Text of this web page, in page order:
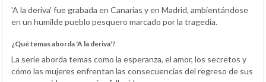
'A la deriva' fue grabada en Canarias y en Madrid, ambientándose
en un humilde pueblo pesquero marcado por la tragedia.
¿Qué temas aborda 'A la deriva'?
La serie aborda temas como la esperanza, el amor, los secretos y
cómo las mujeres enfrentan las consecuencias del regreso de sus